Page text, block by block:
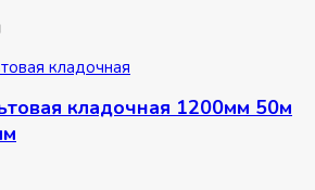
кладочная 1200мм 50м